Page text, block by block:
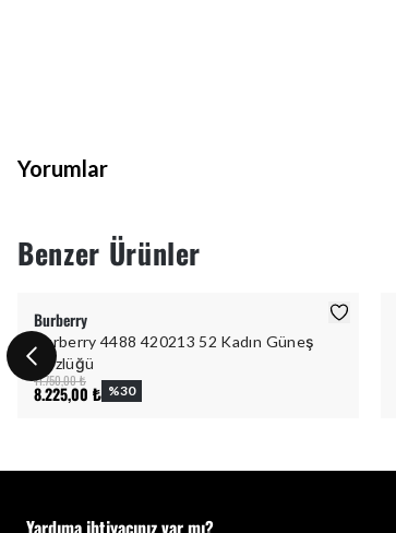
Yorumlar
Benzer Ürünler
Burberry
Burberry 4488 420213 52 Kadın Güneş
Gözlüğü
11.750,00 ₺
8.225,00 ₺ %30
Yardıma ihtiyacınız var mı?